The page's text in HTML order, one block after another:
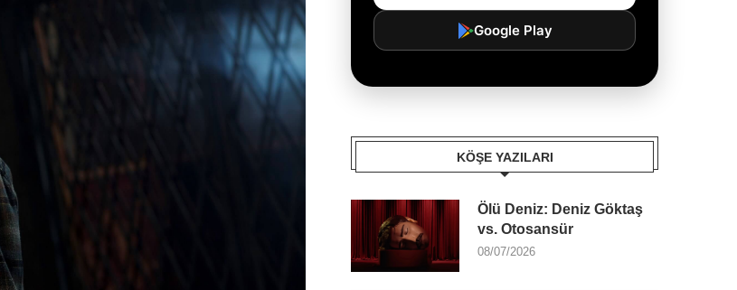
Google Play
KÖŞE YAZILARI
Ölü Deniz: Deniz Göktaş
vs. Otosansür
08/07/2026